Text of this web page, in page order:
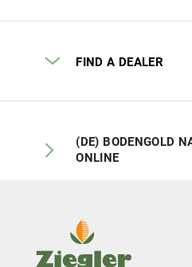
FIND A DEALER
(DE) BODENGOLD
ONLINE